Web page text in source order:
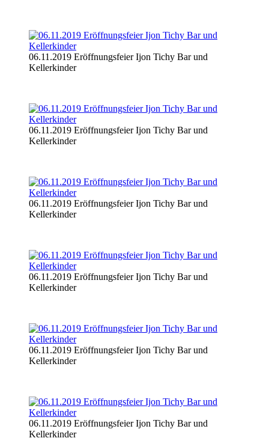
06.11.2019 Eröffnungsfeier Ijon Tichy Bar und
Kellerkinder
06.11.2019 Eröffnungsfeier Ijon Tichy Bar und
Kellerkinder
06.11.2019 Eröffnungsfeier Ijon Tichy Bar und
Kellerkinder
06.11.2019 Eröffnungsfeier Ijon Tichy Bar und
Kellerkinder
06.11.2019 Eröffnungsfeier Ijon Tichy Bar und
Kellerkinder
06.11.2019 Eröffnungsfeier Ijon Tichy Bar und
Kellerkinder